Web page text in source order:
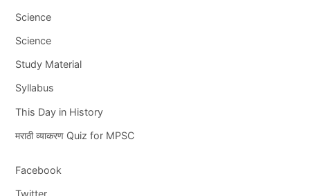
Science
Science
Study Material
Syllabus
This Day in History
मराठी व्याकरण Quiz for MPSC
Facebook
Twitter